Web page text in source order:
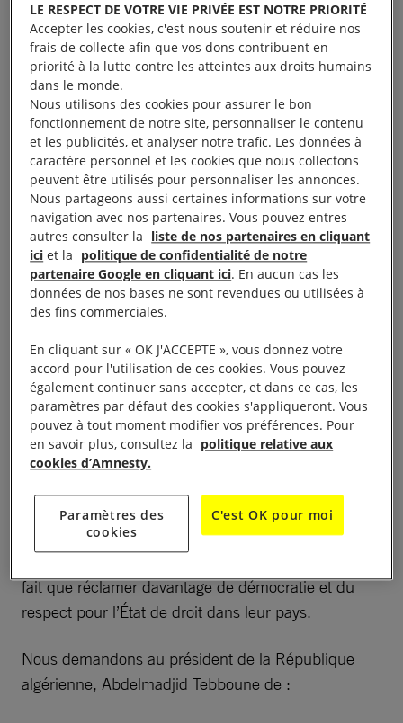
d’opinion dont Khaled Drareni. Une bonne
nouvelle ! Cependant, il a été libéré de façon
provisoire. La cour de cassation examinera son
dossier le 25 mars.
Le 15 septembre 2020, la cour d’appel d’Alger a
condamné le journaliste Khaled Drareni à deux ans
d’emprisonnement pour avoir couvert des
manifestations pacifiques dans le cadre du
mouvement de protestation du Hirak. Arrêté depuis
le mois de mars 2020, Khaled Drareni n’est pas le
seul journaliste à être en prison pour avoir exercé
son métier. Depuis le début du Hirak, en février
emprisonnés pour avoir couvert une manifestation
ou en raison de leurs publications sur les réseaux
sociaux.
Ces lourdes sanctions témoignent d’une répression
de notre vive inquiétude sur les poursuites et
condamnations dont sont victimes plusieurs des
fait que réclamer davantage de démocratie et du
respect pour l’État de droit dans leur pays.
Nous demandons au président de la République
algérienne, Abdelmadjid Tebboune de :
LE RESPECT DE VOTRE VIE PRIVÉE EST NOTRE PRIORITÉ
Accepter les cookies, c'est nous soutenir et réduire nos
frais de collecte afin que vos dons contribuent en
priorité à la lutte contre les atteintes aux droits humains
dans le monde.
Nous utilisons des cookies pour assurer le bon
fonctionnement de notre site, personnaliser le contenu
et les publicités, et analyser notre trafic. Les données à
caractère personnel et les cookies que nous collectons
peuvent être utilisés pour personnaliser les annonces.
Nous partageons aussi certaines informations sur votre
navigation avec nos partenaires. Vous pouvez entres
autres consulter la liste de nos partenaires en cliquant
ici et la politique de confidentialité de notre
partenaire Google en cliquant ici. En aucun cas les
données de nos bases ne sont revendues ou utilisées à
des fins commerciales.
En cliquant sur « OK J'ACCEPTE », vous donnez votre
accord pour l'utilisation de ces cookies. Vous pouvez
également continuer sans accepter, et dans ce cas, les
paramètres par défaut des cookies s'appliqueront. Vous
pouvez à tout moment modifier vos préférences. Pour
en savoir plus, consultez la politique relative aux
cookies d’Amnesty.
Paramètres des
cookies
C'est OK pour moi